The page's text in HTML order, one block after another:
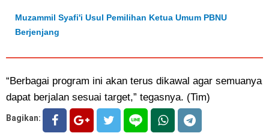
Muzammil Syafi'i Usul Pemilihan Ketua Umum PBNU
Berjenjang
“Berbagai program ini akan terus dikawal agar semuanya
dapat berjalan sesuai target,” tegasnya. (Tim)
Bagikan: